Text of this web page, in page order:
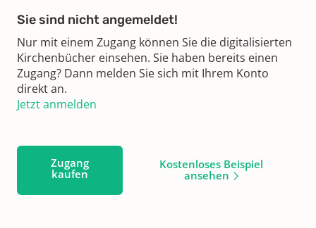
Sie sind nicht angemeldet!
Nur mit einem Zugang können Sie die digitalisierten
Kirchenbücher einsehen. Sie haben bereits einen
Zugang? Dann melden Sie sich mit Ihrem Konto
direkt an.
Jetzt anmelden
Zugang
kaufen
Kostenloses Beispiel
ansehen